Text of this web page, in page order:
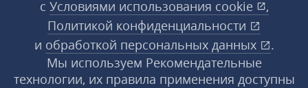
с Условиями использования cookie
,
Политикой конфиденциальности
и обработкой персональных данных
.
Мы используем Рекомендательные
технологии, их правила применения доступны